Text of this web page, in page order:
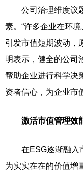
公司治理维度议题
素。“许多企业在环
引发市值短期波动，
明表示，健全的公司
帮助企业进行科学决
资者信心，为企业市
激活市值管理效
在ESG逐渐融入市
为实实在在的价值增